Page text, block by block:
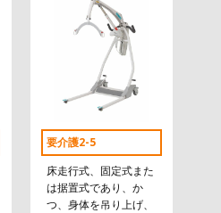
要介護2-5
床走行式、固定式また
は据置式であり、か
つ、身体を吊り上げ、